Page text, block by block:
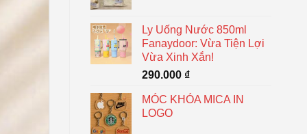
Ly Uống Nước 850ml
Fanaydoor: Vừa Tiện Lợi
Vừa Xinh Xắn!
290.000 ₫
MÓC KHÓA MICA IN
LOGO